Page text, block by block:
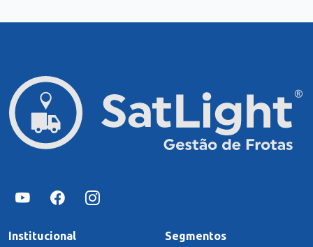
Institucional Segmentos